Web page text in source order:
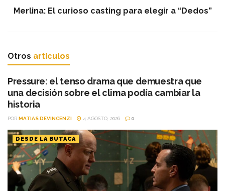
Merlina: El curioso casting para elegir a “Dedos”
Otros artículos
Pressure: el tenso drama que demuestra que
una decisión sobre el clima podía cambiar la
historia
POR MATIAS DEVINCENZI 4 AGOSTO, 2026 0
DESDE LA BUTACA